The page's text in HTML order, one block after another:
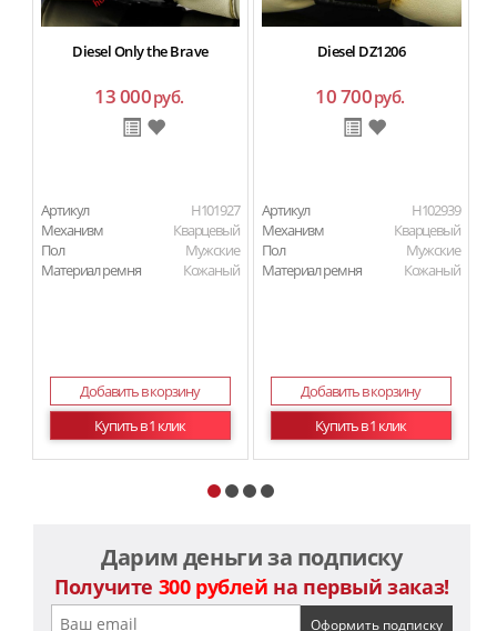
Diesel Only the Brave
13 000руб.
Артикул
H101927
Механизм
Кварцевый
Пол
Мужские
Материал ремня
Кожаный
Добавить в корзину
Купить в 1 клик
Diesel DZ1206
10 700руб.
Артикул
H102939
Механизм
Кварцевый
Пол
Мужские
Материал ремня
Кожаный
Добавить в корзину
Купить в 1 клик
Дарим деньги за подписку
Получите 300 рублей на первый заказ!